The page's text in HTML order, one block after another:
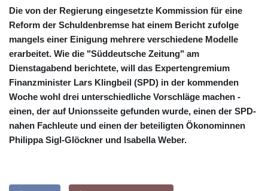
Die von der Regierung eingesetzte Kommission für eine
Reform der Schuldenbremse hat einem Bericht zufolge
mangels einer Einigung mehrere verschiedene Modelle
erarbeitet. Wie die "Süddeutsche Zeitung" am
Dienstagabend berichtete, will das Expertengremium
Finanzminister Lars Klingbeil (SPD) in der kommenden
Woche wohl drei unterschiedliche Vorschläge machen -
einen, der auf Unionsseite gefunden wurde, einen der SPD-
nahen Fachleute und einen der beteiligten Ökonominnen
Philippa Sigl-Glöckner und Isabella Weber.